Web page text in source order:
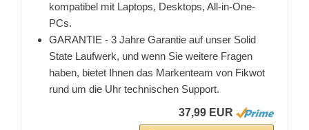
kompatibel mit Laptops, Desktops, All-in-One-
PCs.
GARANTIE - 3 Jahre Garantie auf unser Solid
State Laufwerk, und wenn Sie weitere Fragen
haben, bietet Ihnen das Markenteam von Fikwot
rund um die Uhr technischen Support.
37,99 EUR